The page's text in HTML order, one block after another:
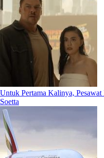
Untuk Pertama Kalinya,
Soetta